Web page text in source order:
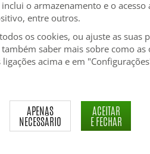
o armazenamento e o
entre outros.
os cookies, ou ajuste as suas
saber mais sobre como as
acima e em
APENAS
NECESSÁRIO
ACEITAR
E FECHAR